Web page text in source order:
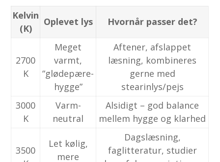
Kelvin
(K)
Oplevet lys Hvornår passer det?
2700
K
Meget
varmt,
“glødepære-
hygge”
Aftener, afslappet
læsning, kombineres
gerne med
stearinlys/pejs
3000
K
Varm-
neutral
Alsidigt – god balance
mellem hygge og klarhed
3500
Let kølig,
mere
Dagslæsning,
faglitteratur, studier